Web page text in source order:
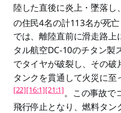
陸した直後に炎上・墜落し
の住民4名の計113名が死亡
では、離陸直前に滑走路
タル航空DC‑10のチタン製
でタイヤが破裂し、その
タンクを貫通して火災に
[22][16:1][21:1]。この事故で
飛行停止となり、燃料タン